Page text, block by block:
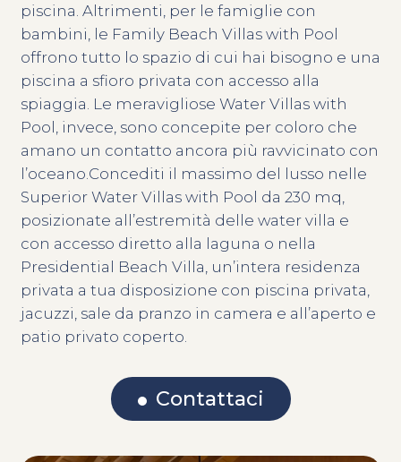
piscina. Altrimenti, per le famiglie con
bambini, le Family Beach Villas with Pool
offrono tutto lo spazio di cui hai bisogno e una
piscina a sfioro privata con accesso alla
spiaggia. Le meravigliose Water Villas with
Pool, invece, sono concepite per coloro che
amano un contatto ancora più ravvicinato con
l’oceano.Concediti il massimo del lusso nelle
Superior Water Villas with Pool da 230 mq,
posizionate all’estremità delle water villa e
con accesso diretto alla laguna o nella
Presidential Beach Villa, un’intera residenza
privata a tua disposizione con piscina privata,
jacuzzi, sale da pranzo in camera e all’aperto e
patio privato coperto.
Contattaci